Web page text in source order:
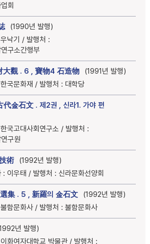
회
(1990년 발행)
낙기 / 발행처 :
구소간행부
大觀 . 6 , 寶物4 石造物
(1991년 발행)
국문화재 / 발행처 : 대학당
金石文 . 제2권 , 신라1. 가야 편
국고대사회연구소 / 발행처 :
구원
術
(1992년 발행)
이우태 / 발행처 : 신라문화선양회
集 . 5 , 新羅의 金石文
(1992년 발행)
함문화사 / 발행처 : 불함문화사
년 발행)
화여자대학교 박물관 / 발행처 :